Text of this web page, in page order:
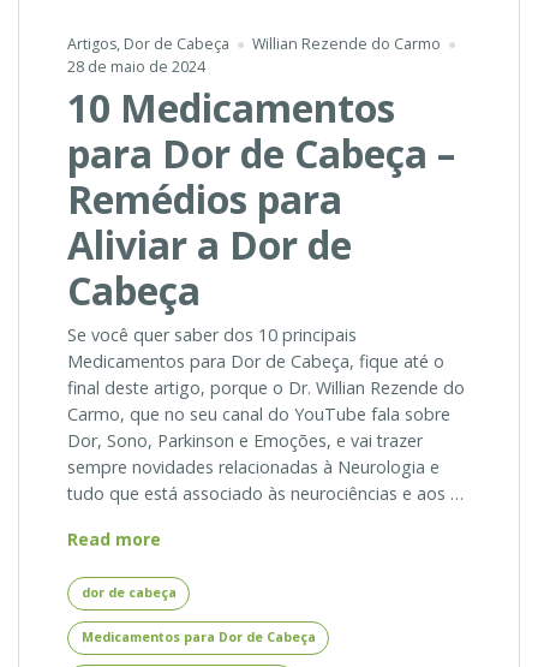
Artigos, Dor de Cabeça
Willian Rezende do Carmo
28 de maio de 2024
10 Medicamentos
para Dor de Cabeça –
Remédios para
Aliviar a Dor de
Cabeça
Se você quer saber dos 10 principais
Medicamentos para Dor de Cabeça, fique até o
final deste artigo, porque o Dr. Willian Rezende do
Carmo, que no seu canal do YouTube fala sobre
Dor, Sono, Parkinson e Emoções, e vai trazer
sempre novidades relacionadas à Neurologia e
tudo que está associado às neurociências e aos …
Read more
para
Dor
de
dor de cabeça
Medicamentos para Dor de Cabeça